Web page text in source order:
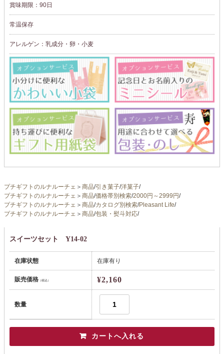
賞味期限：90日
常温保存
アレルゲン：乳成分・卵・小麦
プチギフトのルナルーチェ ＞ 商品/引き菓子/洋菓子/
プチギフトのルナルーチェ ＞ 商品/価格帯別検索/2000円～2999円/
プチギフトのルナルーチェ ＞ 商品/カタログ別検索/Pleasant Life/
プチギフトのルナルーチェ ＞ 商品/包装・熨斗対応/
スイーツセット Y14-02
在庫状態 在庫有り
販売価格（税込） ¥2,160
数量